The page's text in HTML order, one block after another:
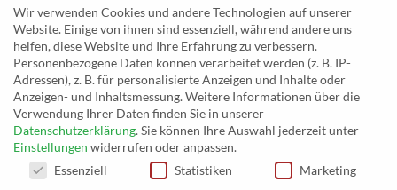
Inh. Rolf Eggert
Paulstraße 2a
19249 Lübtheen
Telefon: +493885551353
E-Mail:musikhaus@musiceggert.de
PayPal E-Mail:info@musiceggert.de
Wir verwenden Cookies und andere Technologien auf unserer
Website. Einige von ihnen sind essenziell, während andere uns
helfen, diese Website und Ihre Erfahrung zu verbessern.
Personenbezogene Daten können verarbeitet werden (z. B. IP-
Adressen), z. B. für personalisierte Anzeigen und Inhalte oder
Anzeigen- und Inhaltsmessung.Weitere Informationen über die
Verwendung Ihrer Daten finden Sie in unserer
Datenschutzerklärung.Sie können Ihre Auswahl jederzeit unter
Einstellungen widerrufen oder anpassen.
DATENSCHUTZEINSTELLUNGEN
Essenziell Statistiken Marketing